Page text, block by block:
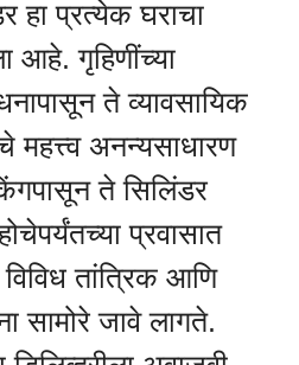
हा प्रत्येक घराचा
आहे. गृहिणींच्या
ते व्यावसायिक
महत्त्व अनन्यसाधारण
ते सिलिंडर
प्रवासात
तांत्रिक आणि
सामोरे जावे लागते.